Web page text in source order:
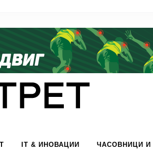
IT & ИНОВАЦИИ ЧАСОВНИЦИ И